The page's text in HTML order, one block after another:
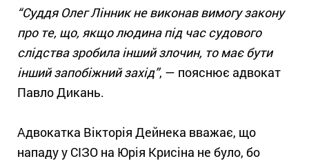
“Суддя Олег Лінник не виконав вимогу закону
про те, що, якщо людина під час судового
слідства зробила інший злочин, то має бути
інший запобіжний захід”, — пояснює адвокат
Павло Дикань.
Адвокатка Вікторія Дейнека вважає, що
нападу у СІЗО на Юрія Крисіна не було, бо